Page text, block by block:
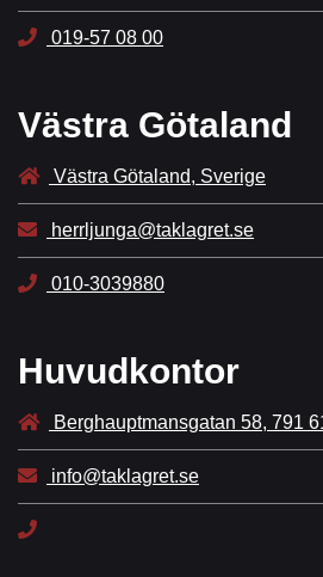
019-57 08 00
Västra Götaland
Västra Götaland, Sverige
herrljunga@taklagret.se
010-3039880
Huvudkontor
Berghauptmansgatan 58, 791
info@taklagret.se